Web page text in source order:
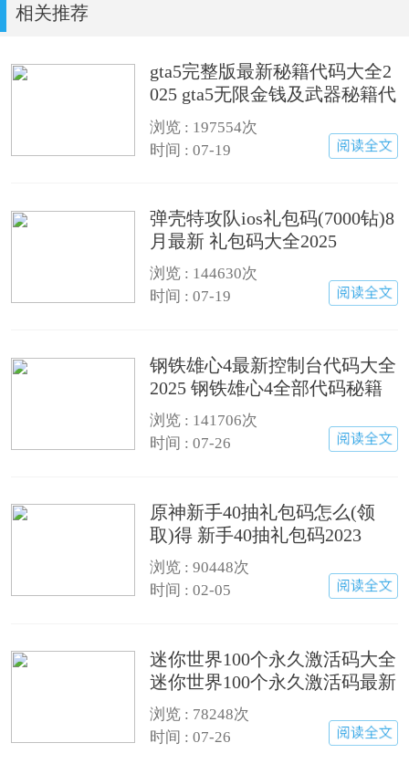
相关推荐
gta5完整版最新秘籍代码大全2
025 gta5无限金钱及武器秘籍代
码汇总
浏览 : 197554次
时间 : 07-19
弹壳特攻队ios礼包码(7000钻)8
月最新 礼包码大全2025
浏览 : 144630次
时间 : 07-19
钢铁雄心4最新控制台代码大全
2025 钢铁雄心4全部代码秘籍
汇总
浏览 : 141706次
时间 : 07-26
原神新手40抽礼包码怎么(领
取)得 新手40抽礼包码2023
浏览 : 90448次
时间 : 02-05
迷你世界100个永久激活码大全
迷你世界100个永久激活码最新
版(有效)
浏览 : 78248次
时间 : 07-26